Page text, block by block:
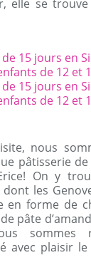
elle se
nous
pâtisserie
On y
les
en forme de
pâte
sommes
avec plaisir